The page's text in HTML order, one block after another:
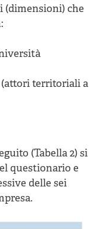
(dimensioni) che
(attori territoriali a
(Tabella 2) si
questionario e
delle sei